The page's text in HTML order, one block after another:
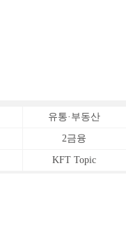
유통·부동산
2금융
KFT Topic